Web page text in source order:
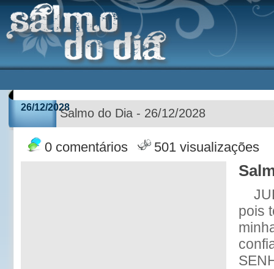
26/12/2028Salmo do Dia - 26/12/2028
0 comentários 501 visualizações
pois